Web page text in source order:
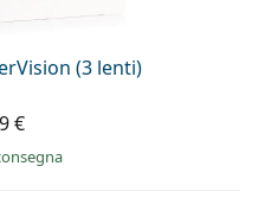
(3 lenti)
€